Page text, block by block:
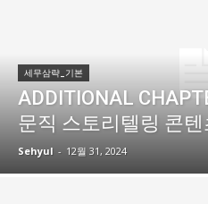
세무삼략_기본
ADDITIONAL
문직 스토리텔링 콘
Sehyul - 12월 31, 2024